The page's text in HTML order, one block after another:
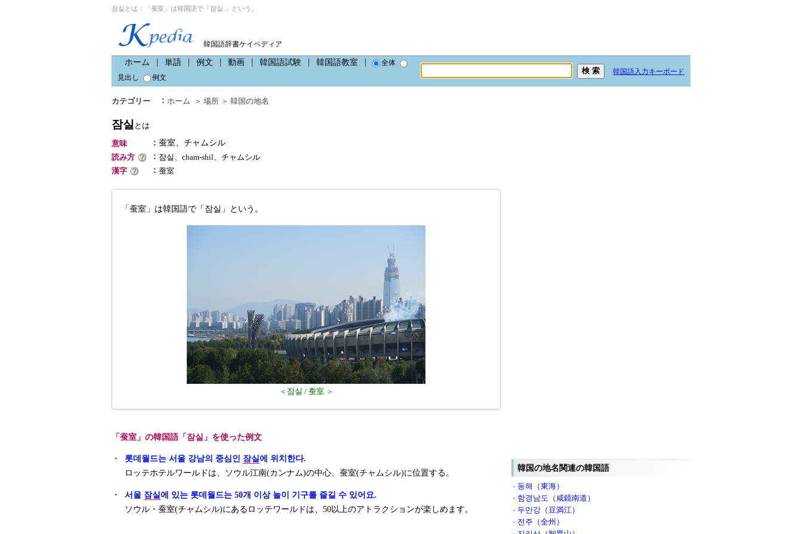
잠실とは：「蚕室」は韓国語で「잠실 」という。
韓国語辞書ケイペディア
ホーム 単語 例文 動画 韓国語試験 韓国語教室
全体
見出し
例文
韓国語入力キーボード
カテゴリー ： ホーム ＞ 場所 ＞ 韓国の地名
잠실 とは
意味
： 蚕室、チャムシル
読み方
： 잠실、cham-shil、チャムシル
漢字
： 蚕室
「蚕室」は韓国語で「잠실」という。
＜잠실 / 蚕室 ＞
「蚕室」の韓国語「잠실」を使った例文
・ 롯데월드는 서울 강남의 중심인 잠실에 위치한다.
ロッテホテルワールドは、ソウル江南(カンナム)の中心、蚕室(チャムシル)に位置する。
・ 서울 잠실에 있는 롯데월드는 50개 이상 놀이 기구를 즐길 수 있어요.
ソウル・蚕室(チャムシル)にあるロッテワールドは、50以上のアトラクションが楽しめます。
韓国の地名関連の韓国語
동해（東海）
함경남도（咸鏡南道）
두만강（豆満江）
전주（全州）